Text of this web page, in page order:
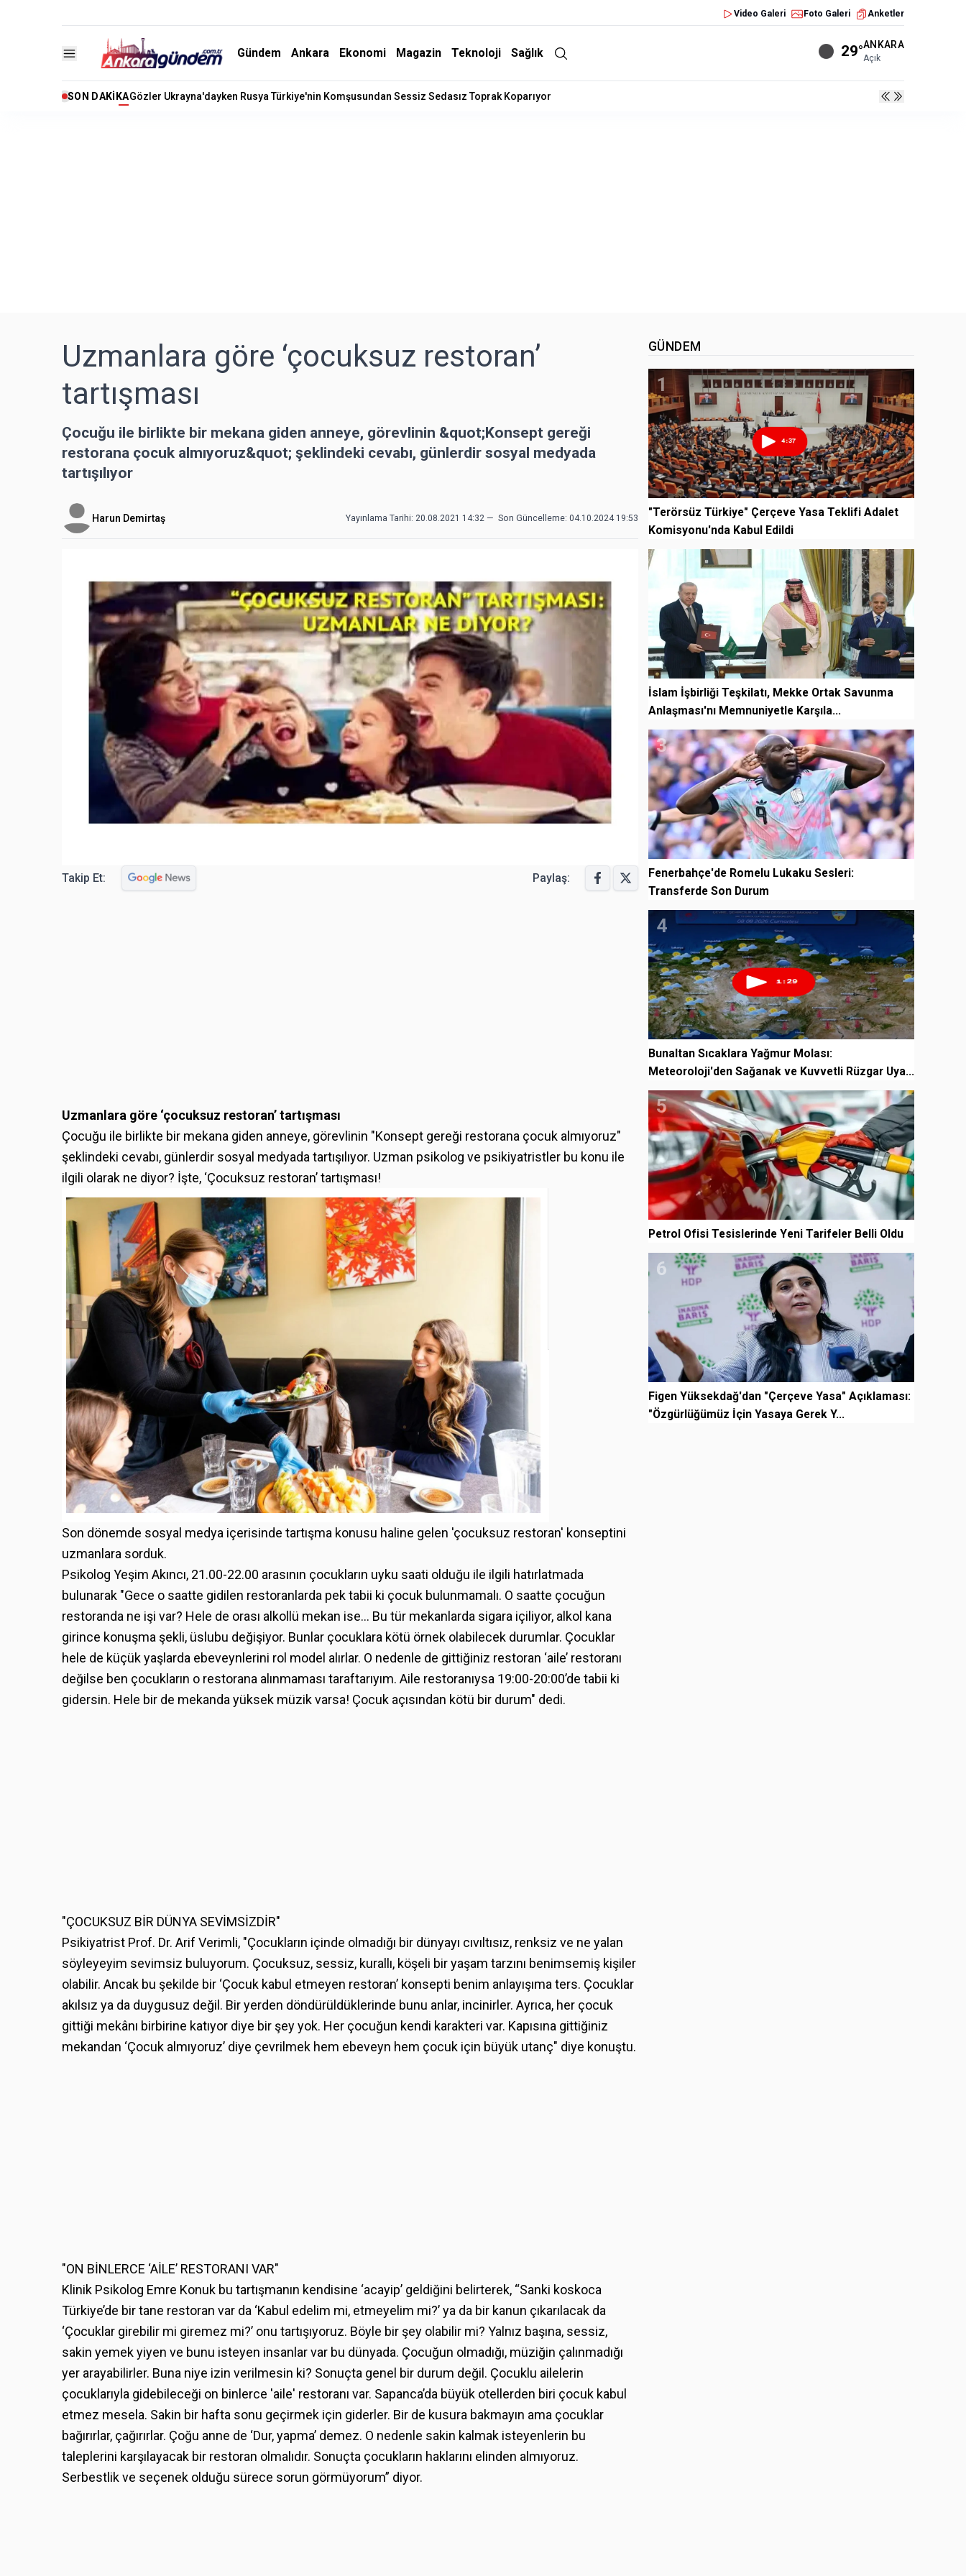
Video Galeri Foto Galeri Anketler
Gündem Ankara Ekonomi Magazin Teknoloji Sağlık 29°ANKARA
Açık
SON DAKIKAGözler Ukrayna'dayken Rusya Türkiye'nin Komşusundan Sessiz Sedasız Toprak Koparıyor
Uzmanlara göre ‘çocuksuz restoran’
tartışması
Çocuğu ile birlikte bir mekana giden anneye, görevlinin &quot;Konsept gereği
restorana çocuk almıyoruz&quot; şeklindeki cevabı, günlerdir sosyal medyada
tartışılıyor
Harun Demirtaş Yayınlama Tarihi: 20.08.2021 14:32 — Son Güncelleme: 04.10.2024 19:53
Takip Et: Paylaş:
Uzmanlara göre ‘çocuksuz restoran’ tartışması
Çocuğu ile birlikte bir mekana giden anneye, görevlinin "Konsept gereği restorana çocuk almıyoruz"
şeklindeki cevabı, günlerdir sosyal medyada tartışılıyor. Uzman psikolog ve psikiyatristler bu konu ile
ilgili olarak ne diyor? İşte, ‘Çocuksuz restoran’ tartışması!
Son dönemde sosyal medya içerisinde tartışma konusu haline gelen 'çocuksuz restoran' konseptini
uzmanlara sorduk.
Psikolog Yeşim Akıncı, 21.00-22.00 arasının çocukların uyku saati olduğu ile ilgili hatırlatmada
bulunarak "Gece o saatte gidilen restoranlarda pek tabii ki çocuk bulunmamalı. O saatte çocuğun
restoranda ne işi var? Hele de orası alkollü mekan ise… Bu tür mekanlarda sigara içiliyor, alkol kana
girince konuşma şekli, üslubu değişiyor. Bunlar çocuklara kötü örnek olabilecek durumlar. Çocuklar
hele de küçük yaşlarda ebeveynlerini rol model alırlar. O nedenle de gittiğiniz restoran ‘aile’ restoranı
değilse ben çocukların o restorana alınmaması taraftarıyım. Aile restoranıysa 19:00-20:00’de tabii ki
gidersin. Hele bir de mekanda yüksek müzik varsa! Çocuk açısından kötü bir durum" dedi.
"ÇOCUKSUZ BİR DÜNYA SEVİMSİZDİR"
Psikiyatrist Prof. Dr. Arif Verimli, "Çocukların içinde olmadığı bir dünyayı cıvıltısız, renksiz ve ne yalan
söyleyeyim sevimsiz buluyorum. Çocuksuz, sessiz, kurallı, köşeli bir yaşam tarzını benimsemiş kişiler
olabilir. Ancak bu şekilde bir ‘Çocuk kabul etmeyen restoran’ konsepti benim anlayışıma ters. Çocuklar
akılsız ya da duygusuz değil. Bir yerden döndürüldüklerinde bunu anlar, incinirler. Ayrıca, her çocuk
gittiği mekânı birbirine katıyor diye bir şey yok. Her çocuğun kendi karakteri var. Kapısına gittiğiniz
mekandan ‘Çocuk almıyoruz’ diye çevrilmek hem ebeveyn hem çocuk için büyük utanç" diye konuştu.
"ON BİNLERCE ‘AİLE’ RESTORANI VAR"
Klinik Psikolog Emre Konuk bu tartışmanın kendisine ‘acayip’ geldiğini belirterek, “Sanki koskoca
Türkiye’de bir tane restoran var da ‘Kabul edelim mi, etmeyelim mi?’ ya da bir kanun çıkarılacak da
‘Çocuklar girebilir mi giremez mi?’ onu tartışıyoruz. Böyle bir şey olabilir mi? Yalnız başına, sessiz,
sakin yemek yiyen ve bunu isteyen insanlar var bu dünyada. Çocuğun olmadığı, müziğin çalınmadığı
yer arayabilirler. Buna niye izin verilmesin ki? Sonuçta genel bir durum değil. Çocuklu ailelerin
çocuklarıyla gidebileceği on binlerce 'aile' restoranı var. Sapanca’da büyük otellerden biri çocuk kabul
etmez mesela. Sakin bir hafta sonu geçirmek için giderler. Bir de kusura bakmayın ama çocuklar
bağırırlar, çağırırlar. Çoğu anne de ‘Dur, yapma’ demez. O nedenle sakin kalmak isteyenlerin bu
taleplerini karşılayacak bir restoran olmalıdır. Sonuçta çocukların haklarını elinden almıyoruz.
Serbestlik ve seçenek olduğu sürece sorun görmüyorum” diyor.
GÜNDEM
1
"Terörsüz Türkiye" Çerçeve Yasa Teklifi Adalet
Komisyonu'nda Kabul Edildi
İslam İşbirliği Teşkilatı, Mekke Ortak Savunma
Anlaşması'nı Memnuniyetle Karşıla...
3
Fenerbahçe'de Romelu Lukaku Sesleri:
Transferde Son Durum
4
Bunaltan Sıcaklara Yağmur Molası:
Meteoroloji'den Sağanak ve Kuvvetli Rüzgar Uya...
5
Petrol Ofisi Tesislerinde Yeni Tarifeler Belli Oldu
6
Figen Yüksekdağ'dan "Çerçeve Yasa" Açıklaması:
"Özgürlüğümüz İçin Yasaya Gerek Y...